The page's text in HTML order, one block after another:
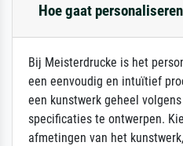
Hoe gaat
Bij Meisterdrucke is het
een eenvoudig en intuïtief
een kunstwerk geheel
specificaties te ontwerpen.
afmetingen van het